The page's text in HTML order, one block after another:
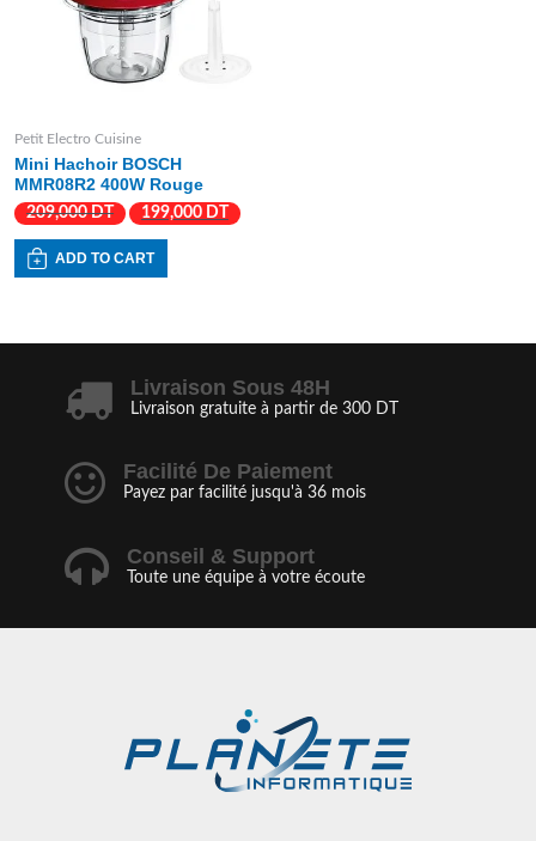
Petit Electro Cuisine
Mini Hachoir BOSCH
MMR08R2 400W Rouge
209,000DT 199,000 DT
ADD TO CART
Livraison Sous 48H
Livraison gratuite à partir de 300 DT
Facilité De Paiement
Payez par facilité jusqu'à 36 mois
Conseil & Support
Toute une équipe à votre écoute